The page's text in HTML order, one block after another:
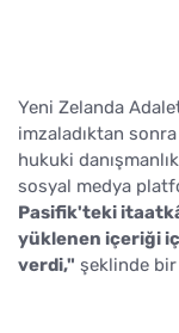
Yeni Zelanda
imzaladıktan
hukuki
sosyal medya
Pasifik'teki
yüklenen içeriği
verdi," şeklinde bir